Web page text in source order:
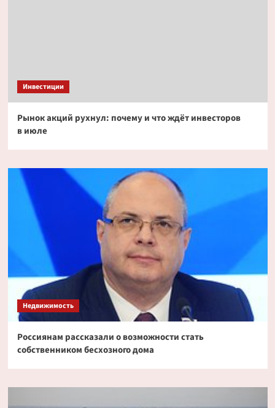
Инвестиции
Рынок акций рухнул: почему и что ждёт инвесторов
в июле
Недвижимость
Россиянам рассказали о возможности стать
собственником бесхозного дома